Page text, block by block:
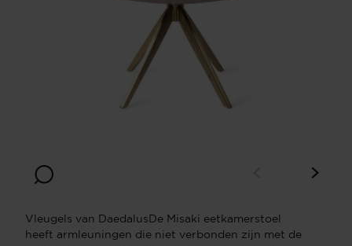
Vleugels van DaedalusDe Misaki eetkamerstoel
heeft armleuningen die niet verbonden zijn met de